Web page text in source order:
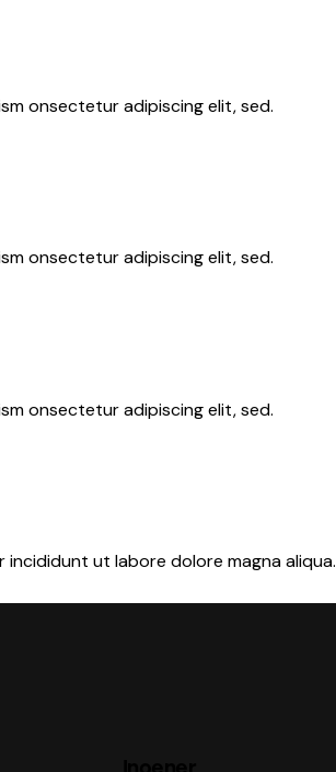
onsectetur adipiscing elit, sed.
onsectetur adipiscing elit, sed.
onsectetur adipiscing elit, sed.
ut labore dolore magna aliqua.